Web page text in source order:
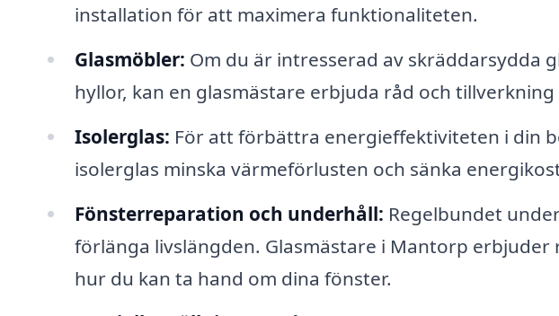
installation för att maximera funktionaliteten.
Glasmöbler: Om du är intresserad av skräddarsydda
hyllor, kan en glasmästare erbjuda råd och
Isolerglas: För att förbättra energieffektiviteten i din
isolerglas minska värmeförlusten och sänka
Fönsterreparation och underhåll: Regelbundet
förlänga livslängden. Glasmästare i Mantorp
hur du kan ta hand om dina fönster.